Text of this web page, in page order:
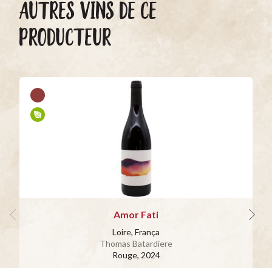
AUTRES VINS DE CE
PRODUCTEUR
Amor Fati
Loire, França
Thomas Batardiere
Rouge, 2024